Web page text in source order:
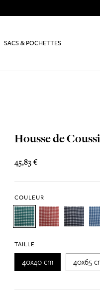
SACS & POCHETTES
Housse de
45,83 €
COULEUR
TAILLE
40x40 cm 40x65